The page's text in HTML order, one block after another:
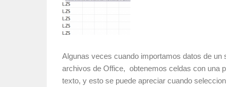
Algunas veces cuando importamos datos de un
archivos de Office, obtenemos celdas con una
texto, y esto se puede apreciar cuando